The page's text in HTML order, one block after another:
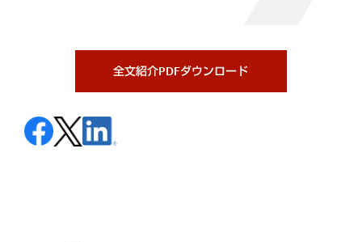
全文紹介PDFダウンロード